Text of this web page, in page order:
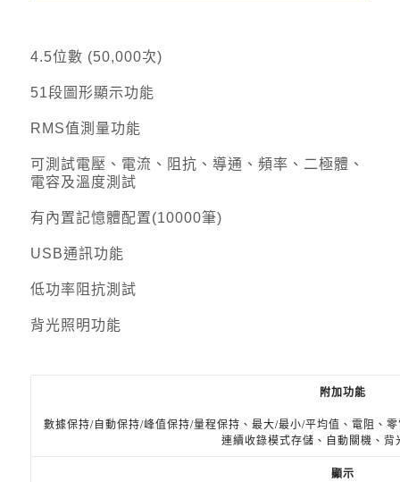
4.5位數 (50,000次)
51段圖形顯示功能
RMS值測量功能
可測試電壓、電流、阻抗、導通、頻率、二極體、
電容及溫度測試
有內置記憶體配置(10000筆)
USB通訊功能
低功率阻抗測試
背光照明功能
附加功能
數據保持/自動保持/峰值保持/量程保持、最大/最小/平均值、電阻、
連續收錄模式存儲、自動關機、
顯示